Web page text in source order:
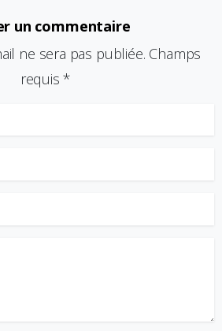
un commentaire
ne sera pas publiée. Champs
requis *